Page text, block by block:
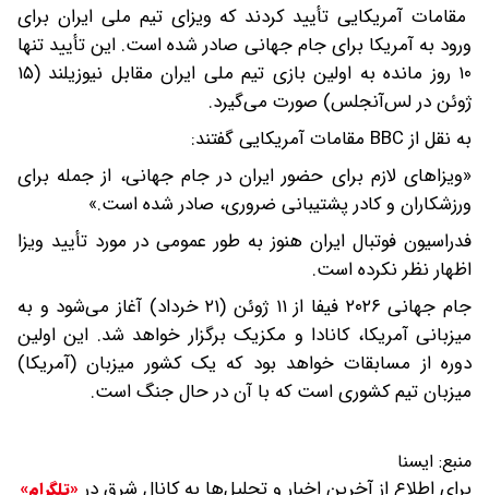
مقامات آمریکایی تأیید کردند که ویزای تیم ملی ایران برای
ورود به آمریکا برای جام جهانی صادر شده است. این تأیید تنها
۱۰ روز مانده به اولین بازی تیم ملی ایران مقابل نیوزیلند (۱۵
ژوئن در لس‌آنجلس) صورت می‌گیرد.
به نقل از BBC مقامات آمریکایی گفتند:
«ویزاهای لازم برای حضور ایران در جام جهانی، از جمله برای
ورزشکاران و کادر پشتیبانی ضروری، صادر شده است.»
فدراسیون فوتبال ایران هنوز به طور عمومی در مورد تأیید ویزا
اظهار نظر نکرده است.
جام جهانی ۲۰۲۶ فیفا از ۱۱ ژوئن (۲۱ خرداد) آغاز می‌شود و به
میزبانی آمریکا، کانادا و مکزیک برگزار خواهد شد. این اولین
دوره از مسابقات خواهد بود که یک کشور میزبان (آمریکا)
میزبان تیم کشوری است که با آن در حال جنگ است.
منبع: ایسنا
برای اطلاع از آخرین اخبار و تحلیل‌ها به کانال شرق در «تلگرام»